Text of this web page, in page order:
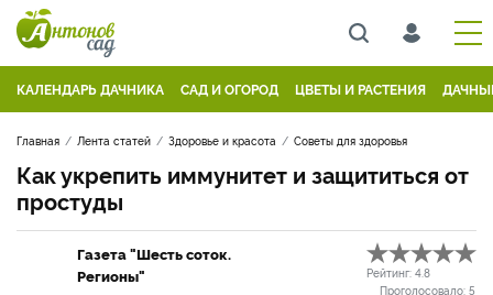
КАЛЕНДАРЬ ДАЧНИКА САД И ОГОРОД ЦВЕТЫ И РАСТЕНИЯ
Главная Лента статей Здоровье и красота Советы для здоровья
Как укрепить иммунитет и защититься от
простуды
Газета "Шесть соток.
Регионы"
Рейтинг: 4.8
Проголосовало: 5